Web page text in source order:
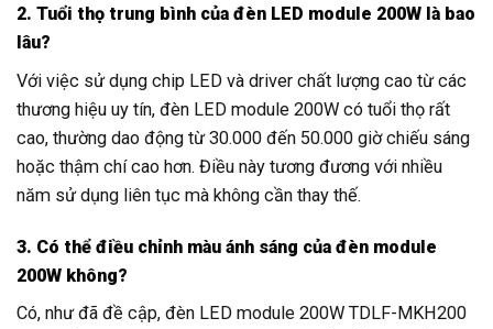
2. Tuổi thọ trung bình của đèn LED module 200W là bao
lâu?
Với việc sử dụng chip LED và driver chất lượng cao từ các
thương hiệu uy tín, đèn LED module 200W có tuổi thọ rất
cao, thường dao động từ 30.000 đến 50.000 giờ chiếu sáng
hoặc thậm chí cao hơn. Điều này tương đương với nhiều
năm sử dụng liên tục mà không cần thay thế.
3. Có thể điều chỉnh màu ánh sáng của đèn module
200W không?
Có, như đã đề cập, đèn LED module 200W TDLF-MKH200